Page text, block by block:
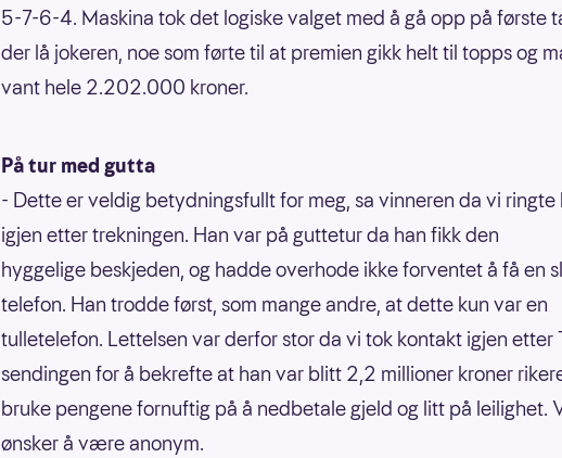
5-7-6-4. Maskina tok det logiske valget med å gå opp på første
der lå jokeren, noe som førte til at premien gikk helt til topps og
vant hele 2.202.000 kroner.
På tur med gutta
- Dette er veldig betydningsfullt for meg, sa vinneren da vi ringte
igjen etter trekningen. Han var på guttetur da han fikk den
hyggelige beskjeden, og hadde overhode ikke forventet å få en
telefon. Han trodde først, som mange andre, at dette kun var en
tulletelefon. Lettelsen var derfor stor da vi tok kontakt igjen etter
sendingen for å bekrefte at han var blitt 2,2 millioner kroner
bruke pengene fornuftig på å nedbetale gjeld og litt på leilighet.
ønsker å være anonym.